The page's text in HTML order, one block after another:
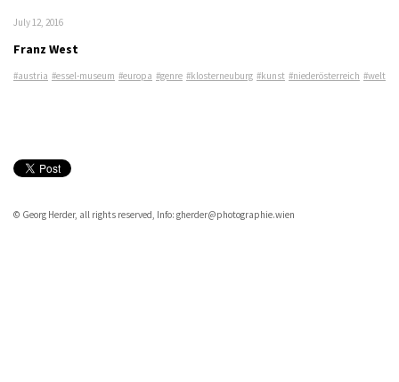
July 12, 2016
Franz West
#austria #essel-museum #europa #genre #klosterneuburg #kunst #niederösterreich #welt
© Georg Herder, all rights reserved, Info: gherder@photographie.wien